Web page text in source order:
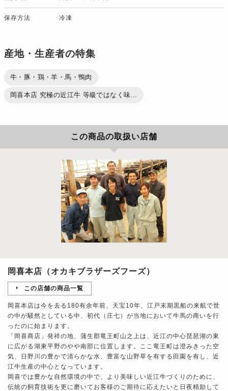
保存方法 冷凍
産地・生産者の特集
牛・豚・鶏・羊・馬・鴨肉
岡喜本店 究極の近江牛 等級ではなく味...
この商品の取扱い店舗
岡喜本店（オカキブラザーズフーズ）
この店舗の商品一覧
岡喜本店は今を去る180有余年前、天宝10年、江戸末期黒船の来航で世
の中が騒然としている中、初代（庄七）が当地において牛馬の商いを行
ったのに始まります。
「岡喜商店」発祥の地、蒲生郡竜王町山之上は、近江の中心琵琶湖の東
に広がる湖東平野のやや南部に位置します。ここ竜王町は澄みきった空
気、日野川の豊かで清らかな水、豊富な山野草を有する田園を有し、近
江牛生産の中心となっています。
岡喜では豊かな自然環境の中で、より美味しい近江牛づくりのために、
伝統の飼育技術を更に磨いてお客様のご期待に応えたいと日夜精励して